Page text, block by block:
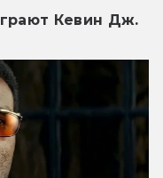
Кевин Дж.